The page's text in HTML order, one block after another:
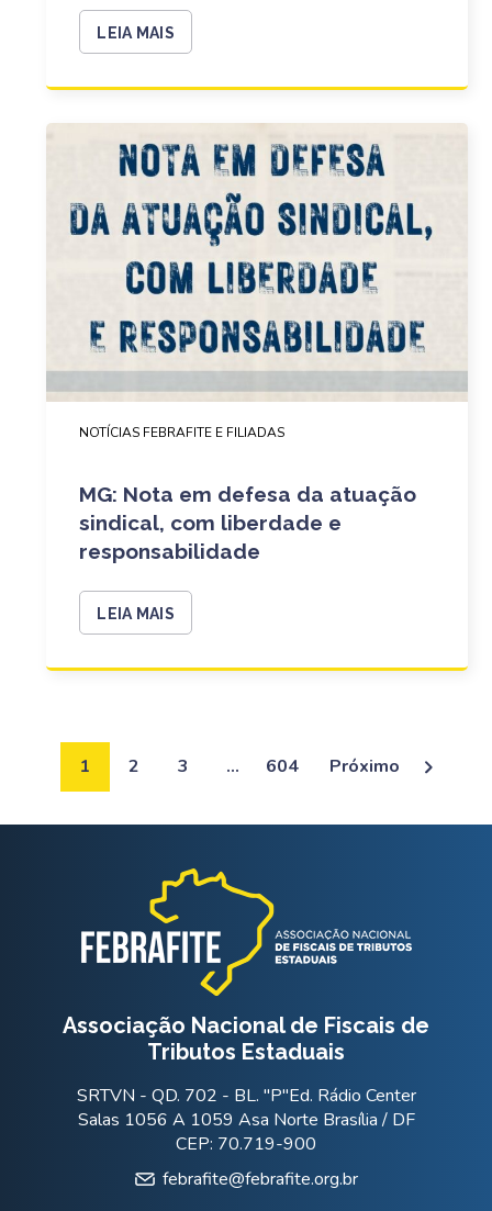
LEIA MAIS
NOTÍCIAS FEBRAFITE E FILIADAS
MG: Nota em defesa da atuação
sindical, com liberdade e
responsabilidade
LEIA MAIS
1 2 3 … 604 Próximo
Associação Nacional de Fiscais de
Tributos Estaduais
SRTVN - QD. 702 - BL. "P"Ed. Rádio Center
Salas 1056 A 1059 Asa Norte Brasília / DF
CEP: 70.719-900
febrafite@febrafite.org.br